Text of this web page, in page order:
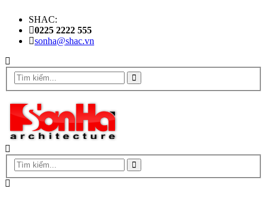
SHAC:
0225 2222 555
sonha@shac.vn